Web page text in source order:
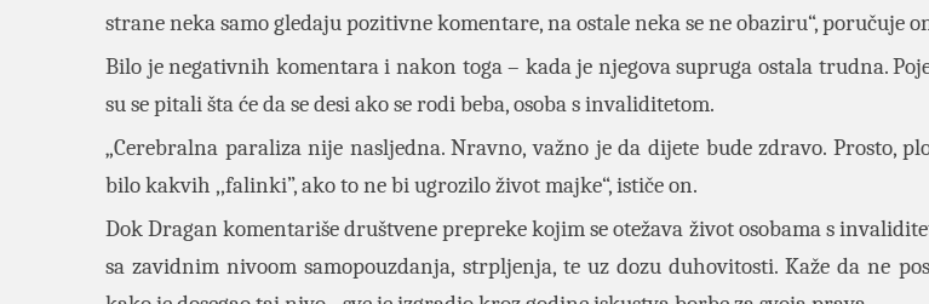
strane neka samo gledaju pozitivne komentare, na ostale neka se ne obaziru“, poručuje
Bilo je negativnih komentara i nakon toga – kada je njegova supruga ostala trudna.
su se pitali šta će da se desi ako se rodi beba, osoba s invaliditetom.
„Cerebralna paraliza nije nasljedna. Nravno, važno je da dijete bude zdravo. Prosto,
bilo kakvih ,,falinki”, ako to ne bi ugrozilo život majke“, ističe on.
Dok Dragan komentariše društvene prepreke kojim se otežava život osobama s
sa zavidnim nivoom samopouzdanja, strpljenja, te uz dozu duhovitosti. Kaže da ne